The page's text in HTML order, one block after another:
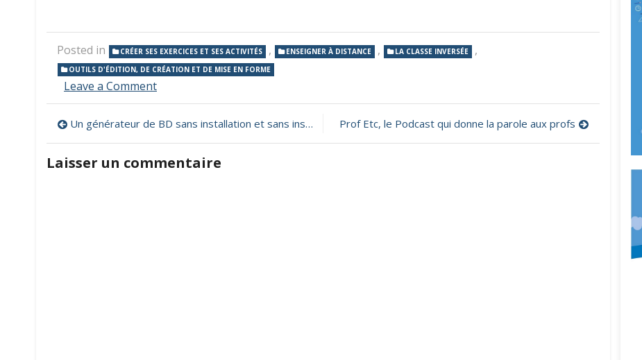
Posted in CRÉER SES EXERCICES ET SES ACTIVITÉS , ENSEIGNER À DISTANCE , LA CLASSE INVERSÉE ,
OUTILS D'ÉDITION, DE CRÉATION ET DE MISE EN FORME
Leave a Commenton
préparer,
organiser
partager
Navigation
de
l’article
Un générateur de BD sans installation et sans inscription Prof Etc, le Podcast qui donne la parole aux profs
Laisser un commentaire